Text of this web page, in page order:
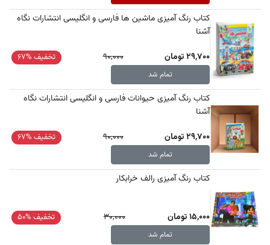
کتاب رنگ آمیزی ماشین ها فارسی و انگلیسی انتشارات نگاه
آشنا
29,700 تومان
90,000 تخفیف %67
تمام شد
کتاب رنگ آمیزی حیوانات فارسی و انگلیسی انتشارات نگاه
آشنا
29,700 تومان
90,000 تخفیف %67
تمام شد
کتاب رنگ آمیزی رالف خرابکار
15,000 تومان 30,000 تخفیف %50
تمام شد